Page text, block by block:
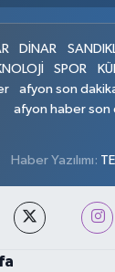
DİNAR
SPOR
afyon son
afyon haber son
Haber Yazılımı: